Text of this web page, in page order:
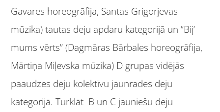
Gavares horeogrāfija, Santas Grigorjevas
mūzika) tautas deju apdaru kategorijā un “Bij’
mums vērts” (Dagmāras Bārbales horeogrāfija,
Mārtiņa Miļevska mūzika) D grupas vidējās
paaudzes deju kolektīvu jaunrades deju
kategorijā. Turklāt B un C jauniešu deju